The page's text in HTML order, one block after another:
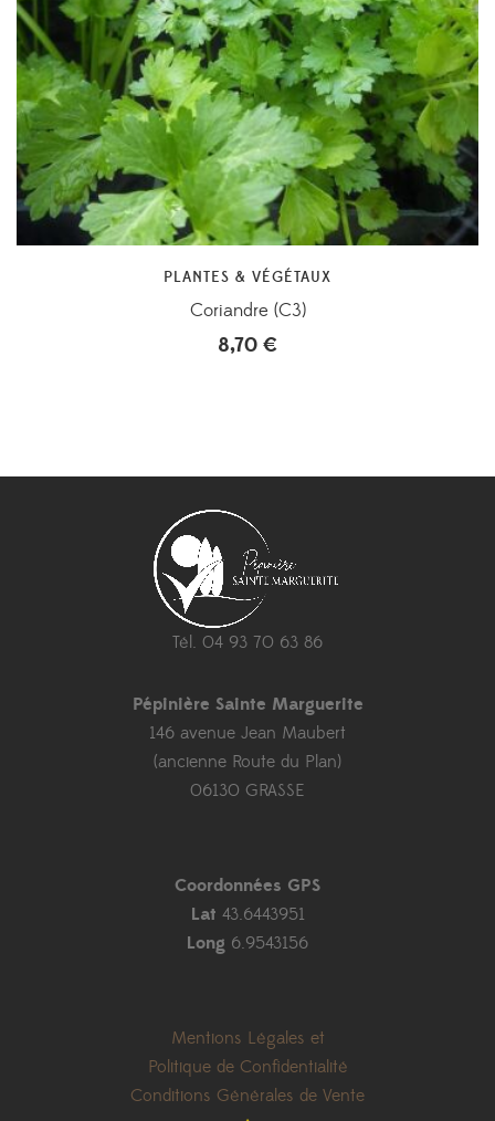
PLANTES & VÉGÉTAUX
Coriandre (C3)
8,70 €
Tél. 04 93 70 63 86
Pépinière Sainte Marguerite
146 avenue Jean Maubert
(ancienne Route du Plan)
06130 GRASSE
Coordonnées GPS
Lat 43.6443951
Long 6.9543156
Mentions Légales et
Politique de Confidentialité
Conditions Générales de Vente